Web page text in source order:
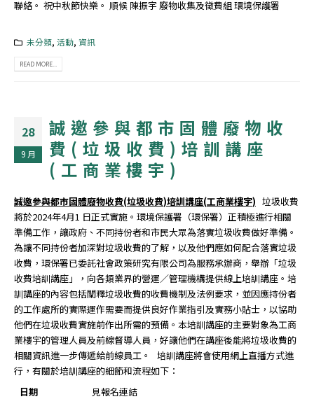
聯絡。 祝中秋節快樂。 順候 陳振宇 廢物收集及徵費組 環境保護署
未分類, 活動, 資訊
READ MORE...
28
9 月
誠邀參與都市固體廢物收
費(垃圾收費)培訓講座
(工商業樓宇)
誠邀參與都市固體廢物收費(垃圾收費)培訓講座(工商業樓宇) 垃圾收費
將於2024年4月1 日正式實施。環境保護署（環保署）正積極進行相關
準備工作，讓政府、不同持份者和市民大眾為落實垃圾收費做好準備。
為讓不同持份者加深對垃圾收費的了解，以及他們應如何配合落實垃圾
收費，環保署已委託社會政策研究有限公司為服務承辦商，舉辦「垃圾
收費培訓講座」，向各類業界的營運／管理機構提供線上培訓講座。培
訓講座的內容包括闡釋垃圾收費的收費機制及法例要求，並因應持份者
的工作處所的實際運作需要而提供良好作業指引及實務小貼士，以協助
他們在垃圾收費實施前作出所需的預備。本培訓講座的主要對象為工商
業樓宇的管理人員及前線督導人員，好讓他們在講座後能將垃圾收費的
相關資訊進一步傳遞給前線員工。 培訓講座將會使用網上直播方式進
行，有關於培訓講座的細節和流程如下：
日期
見報名連結